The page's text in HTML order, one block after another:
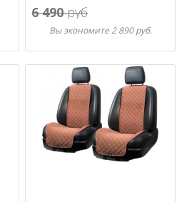
6 490руб
Вы экономите 2 890 руб.